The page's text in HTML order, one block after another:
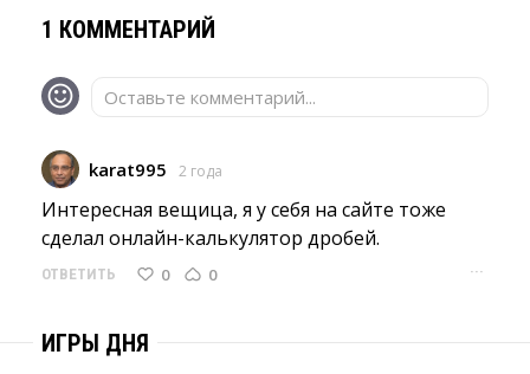
1 КОММЕНТАРИЙ
Оставьте комментарий...
karat995 2 года
Интересная вещица, я у себя на сайте тоже
сделал онлайн-калькулятор дробей.
ОТВЕТИТЬ 0 0 ···
ИГРЫ ДНЯ